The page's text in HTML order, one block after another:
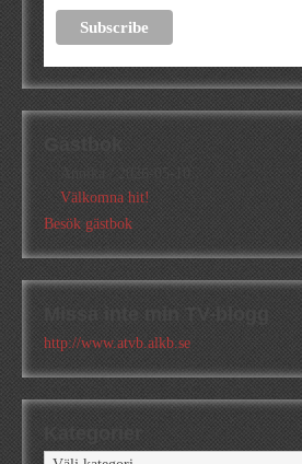
Gästbok
2026-05-10
Välkomna hit!
Besök gästbok
Missa inte min TV-blogg
http://www.atvb.alkb.se